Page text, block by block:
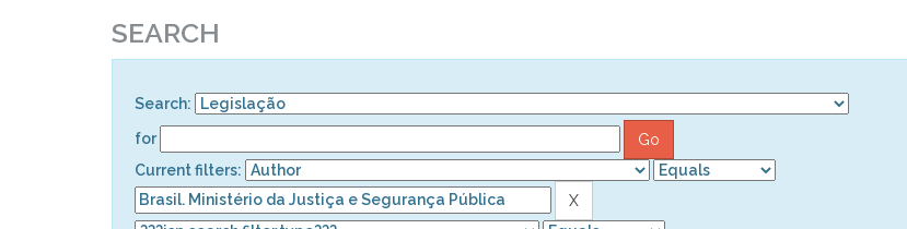
SEARCH
Search:
for
Current filters: